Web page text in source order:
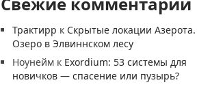
Трактирр к Скрытые локации Азерота.
Озеро в Элвиннском лесу
Ноунейм к Exordium: 53 системы для
новичков — спасение или пузырь?